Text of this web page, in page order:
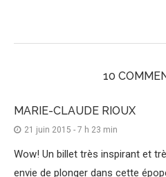
10
MARIE-CLAUDE RIOUX
21 juin 2015 - 7 h 23 min
Wow! Un billet très inspirant et
envie de plonger dans cette